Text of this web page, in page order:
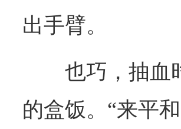
出手臂。
也巧，抽血
的盒饭。“来平